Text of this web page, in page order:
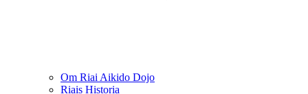
Om Riai Aikido Dojo
Riais Historia